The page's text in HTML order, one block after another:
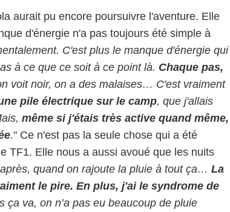
aurait pu encore poursuivre l'aventure. Elle
d'énergie n'a pas toujours été simple à
C'est plus le manque d'énergie qui
à ce que ce soit à ce point là. Chaque pas,
voit noir, on a des malaises… C'est vraiment
pile électrique sur le camp, que j'allais
même si j'étais très active quand même,
." Ce n'est pas la seule chose qui a été
TF1. Elle nous a aussi avoué que les nuits
quand on rajoute la pluie à tout ça… La
le pire. En plus, j'ai le syndrome de
ça va, on n’a pas eu beaucoup de pluie